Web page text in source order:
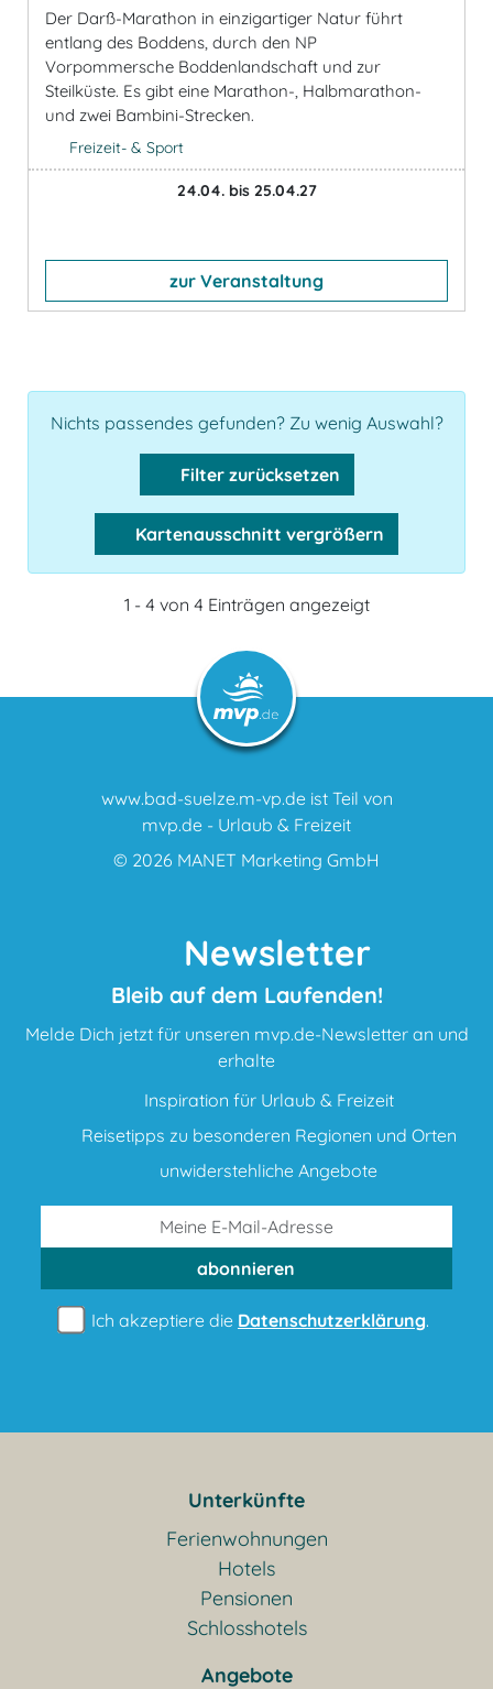
Der Darß-Marathon in einzigartiger Natur führt
entlang des Boddens, durch den NP
Vorpommersche Boddenlandschaft und zur
Steilküste. Es gibt eine Marathon-, Halbmarathon-
und zwei Bambini-Strecken.
Freizeit- & Sport
24.04. bis 25.04.27
zur Veranstaltung
Nichts passendes gefunden? Zu wenig Auswahl?
Filter zurücksetzen
Kartenausschnitt vergrößern
1 - 4 von 4 Einträgen angezeigt
www.bad-suelze.m-vp.de ist Teil von
mvp.de - Urlaub & Freizeit
© 2026 MANET Marketing GmbH
Newsletter
Bleib auf dem Laufenden!
Melde Dich jetzt für unseren mvp.de-Newsletter an und
erhalte
Inspiration für Urlaub & Freizeit
Reisetipps zu besonderen Regionen und Orten
unwiderstehliche Angebote
abonnieren
Ich akzeptiere die Datenschutzerklärung.
Unterkünfte
Ferienwohnungen
Hotels
Pensionen
Schlosshotels
Angebote